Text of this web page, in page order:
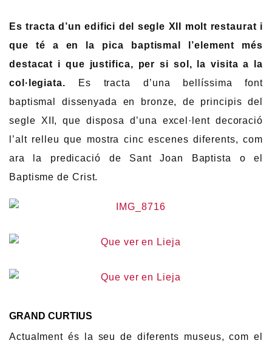
Es tracta d’un edifici del segle XII molt restaurat i
que té a en la pica baptismal l’element més
destacat i que justifica, per si sol, la visita a la
col·legiata. Es tracta d’una bellíssima font
baptismal dissenyada en bronze, de principis del
segle XII, que disposa d’una excel·lent decoració
l’alt relleu que mostra cinc escenes diferents, com
ara la predicació de Sant Joan Baptista o el
Baptisme de Crist.
GRAND CURTIUS
Actualment és la seu de diferents museus, com el